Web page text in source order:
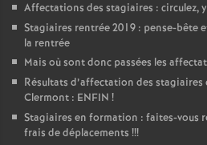
Affectations des stagiaires : circulez,
Stagiaires rentrée 2019 : pense-bête
la rentrée
Mais où sont donc passées les
Résultats d’affectation des stagiaires
Clermont : ENFIN !
Stagiaires en formation : faites-vous
frais de déplacements !!!